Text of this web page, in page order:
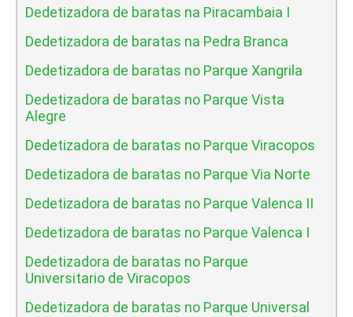
Dedetizadora de baratas na Piracambaia I
Dedetizadora de baratas na Pedra Branca
Dedetizadora de baratas no Parque Xangrila
Dedetizadora de baratas no Parque Vista
Alegre
Dedetizadora de baratas no Parque Viracopos
Dedetizadora de baratas no Parque Via Norte
Dedetizadora de baratas no Parque Valenca II
Dedetizadora de baratas no Parque Valenca I
Dedetizadora de baratas no Parque
Universitario de Viracopos
Dedetizadora de baratas no Parque Universal